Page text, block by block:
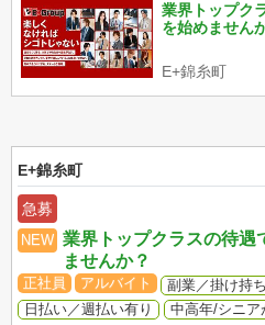
業界トップク
を始めません
E+錦糸町
E+錦糸町
急募
NEW 業界トップクラスの待遇
ませんか？
正社員 アルバイト 副業／掛け持
日払い／週払い有り
中高年/シニア